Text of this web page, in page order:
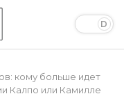
кому больше идет
Калпо или Камилле